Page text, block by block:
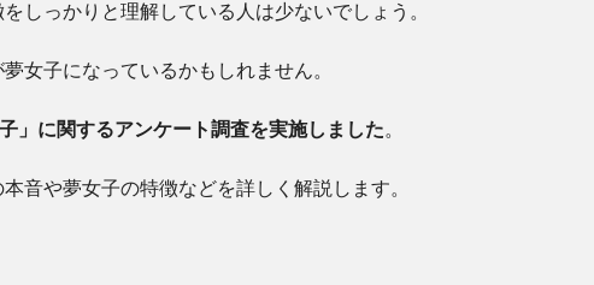
しっかりと理解している人は少ないでしょう。
女子になっているかもしれません。
」に関するアンケート調査を実施しました。
音や夢女子の特徴などを詳しく解説します。